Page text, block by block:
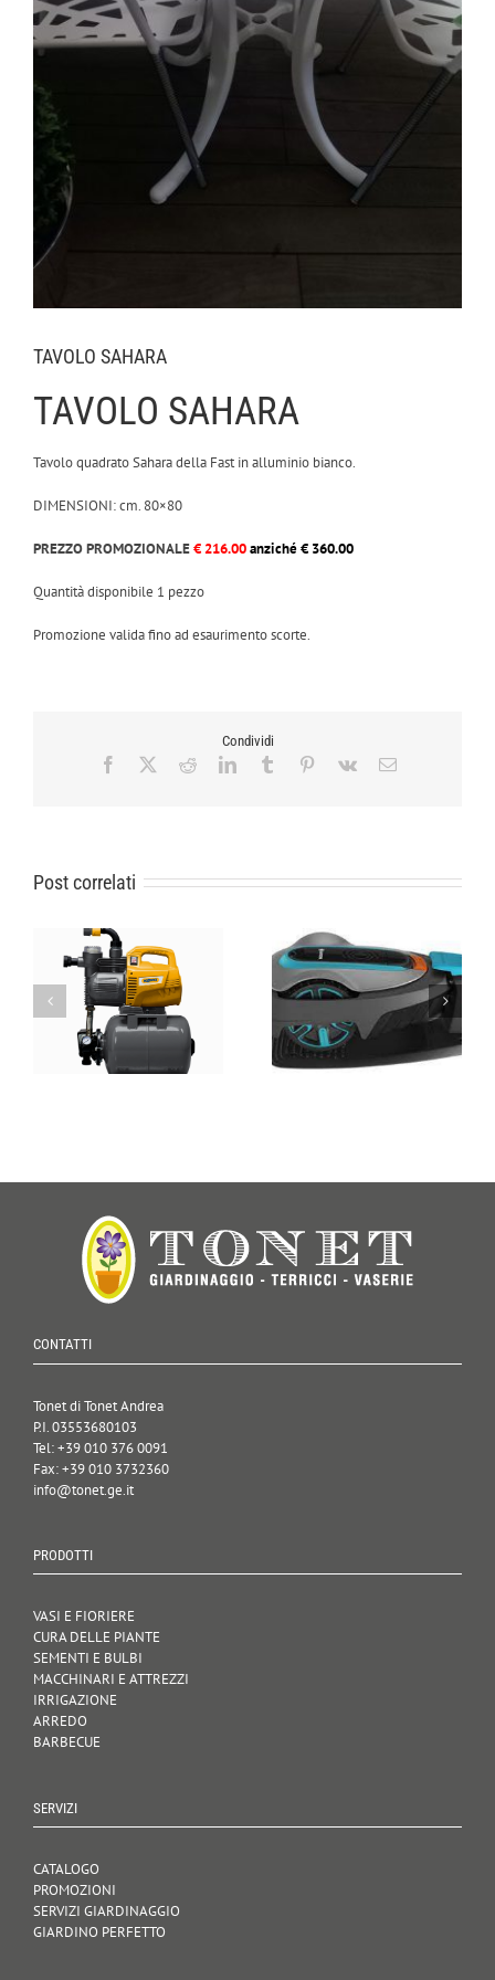
TAVOLO SAHARA
TAVOLO SAHARA
Tavolo quadrato Sahara della Fast in alluminio bianco.
DIMENSIONI: cm. 80×80
PREZZO PROMOZIONALE€ 216.00anziché € 360.00
Quantità disponibile 1 pezzo
Promozione valida fino ad esaurimento scorte.
Condividi
Facebook RedditLinkedInTumblr Pinterest
Vk Email
Post correlati
CONTATTI
Tonet di Tonet Andrea
P.I. 03553680103
Tel: +39 010 376 0091
Fax: +39 010 3732360
info@tonet.ge.it
PRODOTTI
VASI E FIORIERE
CURA DELLE PIANTE
SEMENTI E BULBI
MACCHINARI E ATTREZZI
IRRIGAZIONE
ARREDO
BARBECUE
SERVIZI
CATALOGO
PROMOZIONI
SERVIZI GIARDINAGGIO
GIARDINO PERFETTO